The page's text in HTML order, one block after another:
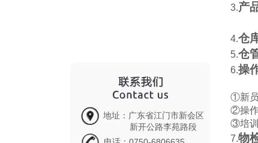
3.产
4.仓
5.仓
6.操
①新员
②操作
③培
7.物
地址：广东省江门市新会区
新开公路李苑路段